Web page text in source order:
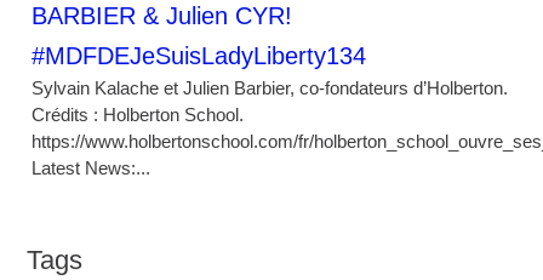
BARBIER & Julien CYR!
#MDFDEJeSuisLadyLiberty134
Sylvain Kalache et Julien Barbier, co-fondateurs d’Holberton.
Crédits : Holberton School.
https://www.holbertonschool.com/fr/
Latest News:...
Tags